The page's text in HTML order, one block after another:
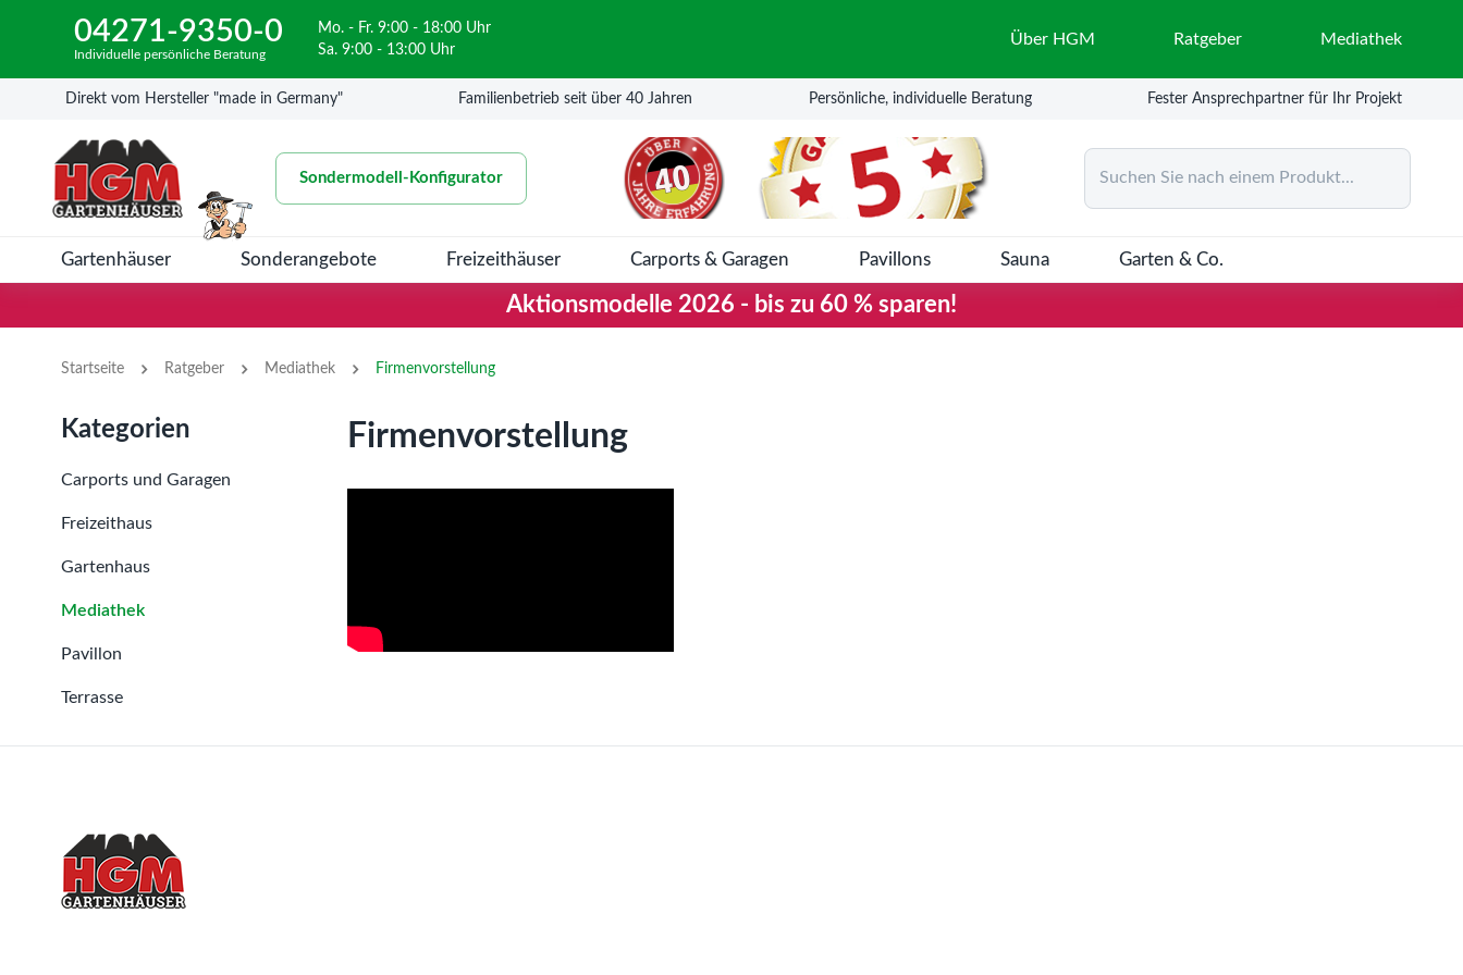
04271-9350-0
Individuelle persönliche Beratung
Mo. - Fr. 9:00 - 18:00 Uhr
Sa. 9:00 - 13:00 Uhr
Über HGM Ratgeber Mediathek
Direkt vom Hersteller "made in Germany" Familienbetrieb seit über 40 Jahren Persönliche, individuelle Beratung Fester Ansprechpartner für Ihr Projekt
Sondermodell-Konfigurator Suchen Sie nach einem Produkt...
Gartenhäuser Sonderangebote Freizeithäuser Carports & Garagen Pavillons Sauna Garten & Co.
Aktionsmodelle 2026 - bis zu 60 % sparen!
Startseite › Ratgeber › Mediathek › Firmenvorstellung
Kategorien
Carports und Garagen
Freizeithaus
Gartenhaus
Mediathek
Pavillon
Terrasse
Firmenvorstellung